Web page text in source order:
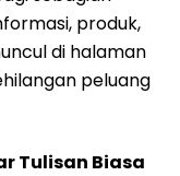
produk,
di halaman
peluang
Tulisan Biasa